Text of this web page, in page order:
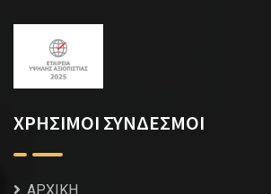
ΧΡΗΣΙΜΟΙ ΣΥΝΔΕΣΜΟΙ
ΑΡΧΙΚΗ